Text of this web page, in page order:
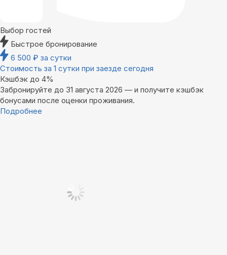
Выбор гостей
Быстрое бронирование
6 500 ₽ за сутки
Стоимость за 1 сутки при заезде сегодня
Кэшбэк до 4%
Забронируйте до 31 августа 2026 — и получите кэшбэк
бонусами после оценки проживания.
Подробнее